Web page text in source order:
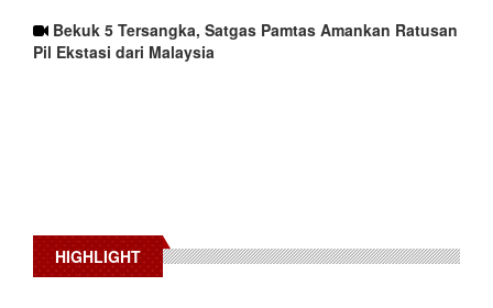
Bekuk 5 Tersangka, Satgas Pamtas Amankan Ratusan
Pil Ekstasi dari Malaysia
HIGHLIGHT